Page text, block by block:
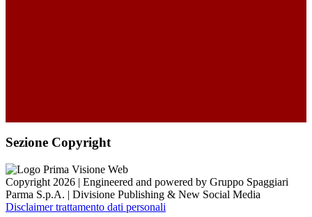
Sezione Copyright
Copyright 2026 | Engineered and powered by Gruppo Spaggiari
Parma S.p.A. | Divisione Publishing & New Social Media
Disclaimer trattamento dati personali